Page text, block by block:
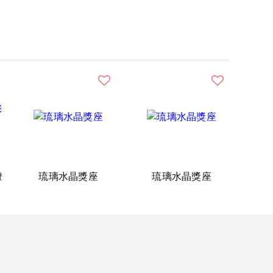
琉璃水晶獎座 琉璃水晶獎座